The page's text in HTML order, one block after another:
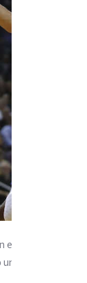
el juego interior
tapón.